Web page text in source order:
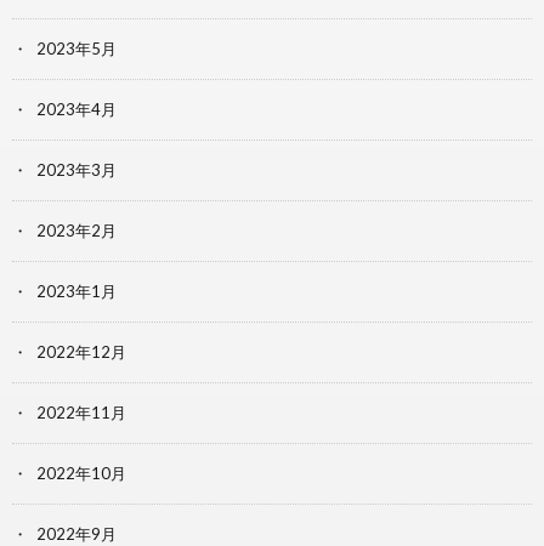
2023年5月
2023年4月
2023年3月
2023年2月
2023年1月
2022年12月
2022年11月
2022年10月
2022年9月